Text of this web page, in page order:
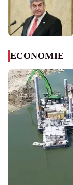
ECONOMIE